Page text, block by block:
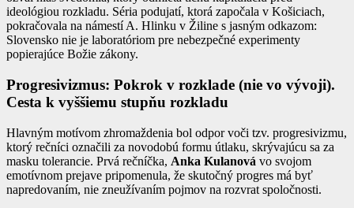
ideológiou rozkladu. Séria podujatí, ktorá započala v Košiciach,
pokračovala na námestí A. Hlinku v Žiline s jasným odkazom:
Slovensko nie je laboratóriom pre nebezpečné experimenty
popierajúce Božie zákony.
Progresivizmus: Pokrok v rozklade (nie vo vývoji).
Cesta k vyššiemu stupňu rozkladu
Hlavným motívom zhromaždenia bol odpor voči tzv. progresivizmu,
ktorý rečníci označili za novodobú formu útlaku, skrývajúcu sa za
masku tolerancie. Prvá rečníčka, Anka Kulanová vo svojom
emotívnom prejave pripomenula, že skutočný progres má byť
napredovaním, nie zneužívaním pojmov na rozvrat spoločnosti.